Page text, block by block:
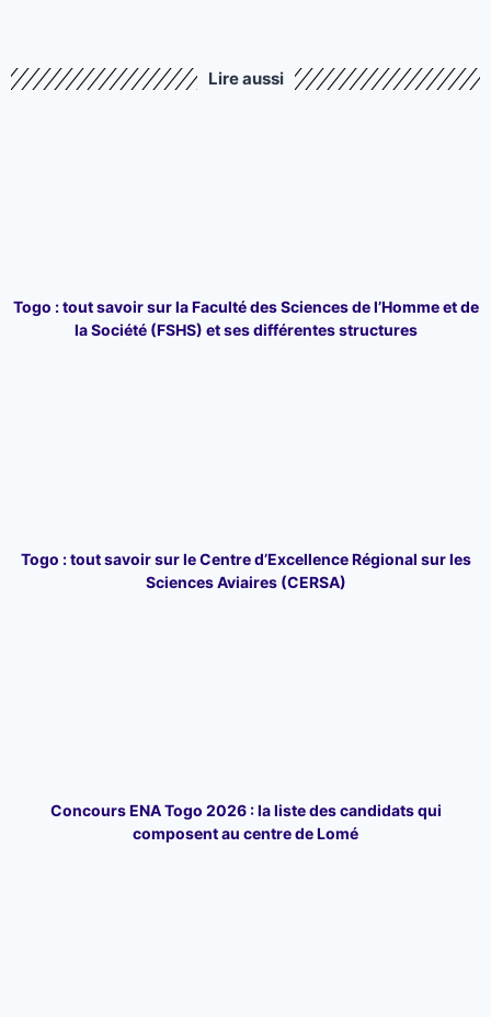
Lire aussi
Togo : tout savoir sur la Faculté des Sciences de l’Homme et de
la Société (FSHS) et ses différentes structures
Togo : tout savoir sur le Centre d’Excellence Régional sur les
Sciences Aviaires (CERSA)
Concours ENA Togo 2026 : la liste des candidats qui
composent au centre de Lomé